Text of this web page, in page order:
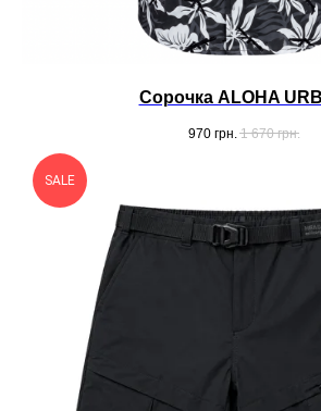
Сорочка ALOHA
970 грн. 1 670 грн.
SALE